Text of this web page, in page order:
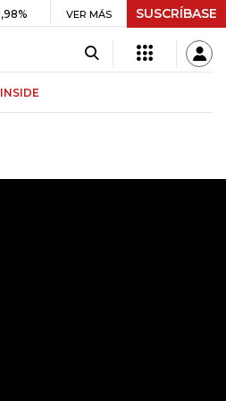
UVR $ 416,96 +$ 0,05 +0,01%
VER MÁS SUSCRÍBASE
INSIDE